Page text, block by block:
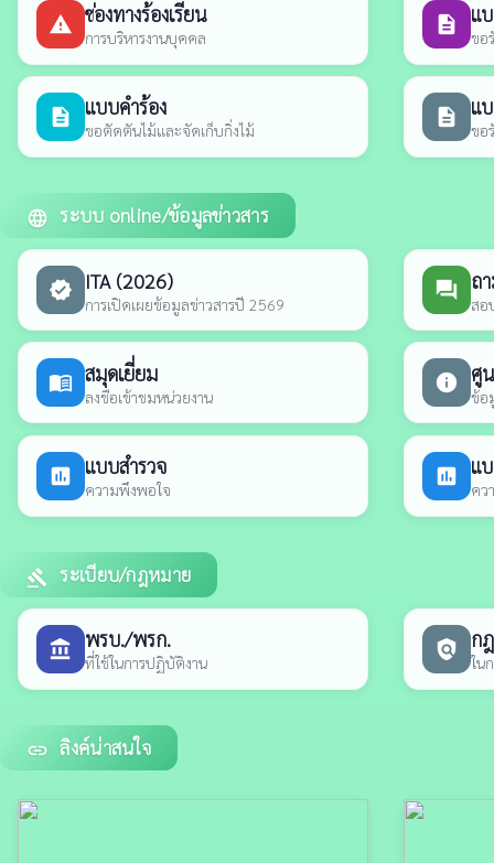
report_problem ช่องทางร้องเรียน
การบริหารงานบุคคล
description แ
ขอ
description แบบคำร้อง
ขอตัดตันไม้และจัดเก็บกิ่งไม้
description แ
ขอ
language ระบบ online/ข้อมูลข่าวสาร
verified ITA (2026)
การเปิดเผยข้อมูลข่าวสารปี 2569
forum ถ
สอ
menu_book สมุดเยี่ยม
ลงชื่อเข้าชมหน่วยงาน
info ศู
ข้อ
poll แบบสำรวจ
ความพึงพอใจ
poll แ
คว
gavel ระเบียบ/กฎหมาย
account_balance พรบ./พรก.
ที่ใช้ในการปฏิบัติงาน
policy ก
ใน
link ลิงค์น่าสนใจ